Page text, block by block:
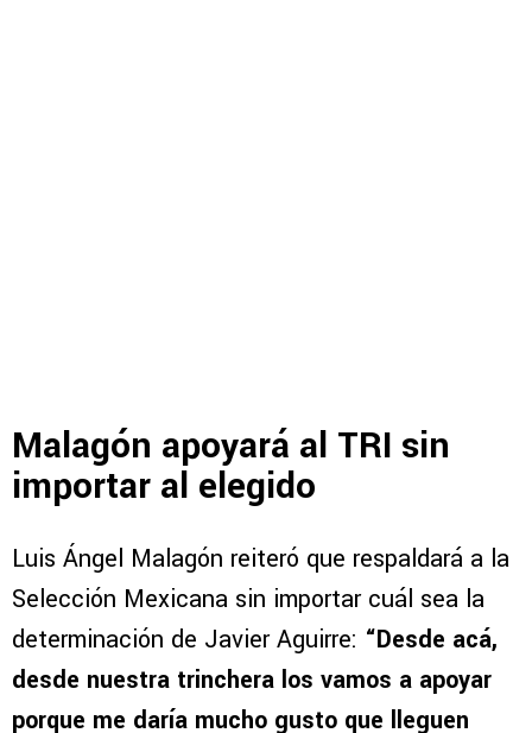
Malagón apoyará al TRI sin
importar al elegido
Luis Ángel Malagón reiteró que respaldará a la
Selección Mexicana sin importar cuál sea la
determinación de Javier Aguirre: “Desde acá,
desde nuestra trinchera los vamos a apoyar
porque me daría mucho gusto que lleguen